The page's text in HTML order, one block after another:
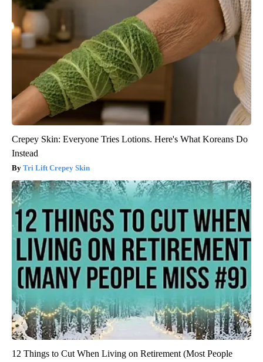
Crepey Skin: Everyone Tries Lotions. Here's What Koreans Do
Instead
Tri Lift Crepey Skin
12 Things to Cut When Living on Retirement (Most People